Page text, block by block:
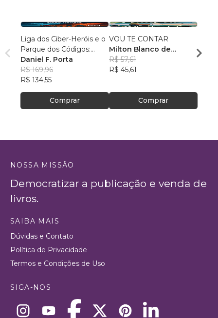
Liga dos Ciber-Heróis e o
Parque dos Códigos:
Rumo ao Desconhecido
Daniel F. Porta
R$ 169,96
R$ 134,55
Comprar
VOU TE CONTAR
Milton Blanco de
Abrunhosa Trindade
Filho
R$ 57,61
R$ 45,61
Comprar
R$
NOSSA MISSÃO
Democratizar a publicação e venda de
livros.
SAIBA MAIS
Dúvidas e Contato
Política de Privacidade
Termos e Condições de Uso
SIGA-NOS